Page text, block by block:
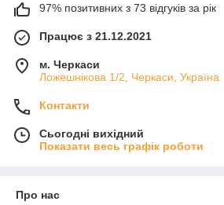
97% позитивних з 73 відгуків за рік
Працює з 21.12.2021
м. Черкаси
Ложешнікова 1/2, Черкаси, Україна
Контакти
Сьогодні вихідний
Показати весь графік роботи
Про нас